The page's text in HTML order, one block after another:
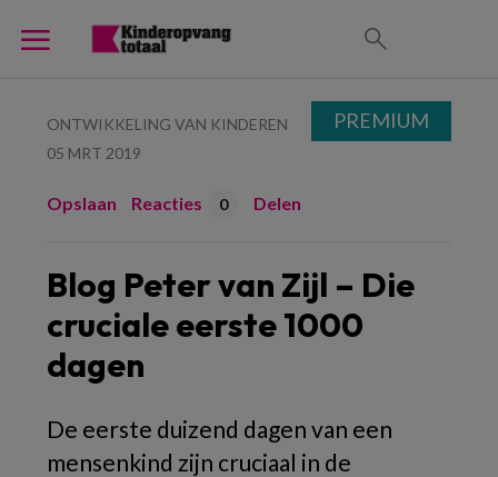
ONTWIKKELING VAN KINDEREN
05 MRT 2019
Opslaan Reacties 0 Delen
Blog Peter van Zijl – Die
cruciale eerste 1000
dagen
De eerste duizend dagen van een
mensenkind zijn cruciaal in de
PREMIUM